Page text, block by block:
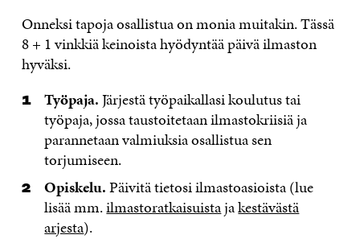
Onneksi tapoja osallistua on monia muitakin. Tässä
8 + 1 vinkkiä keinoista hyödyntää päivä ilmaston
hyväksi.
Työpaja.Järjestä työpaikallasi koulutus tai
työpaja, jossa taustoitetaan ilmastokriisiä ja
parannetaan valmiuksia osallistua sen
torjumiseen.
Opiskelu.Päivitä tietosi ilmastoasioista (lue
lisää mm.ilmastoratkaisuistajakestävästä
arjesta).